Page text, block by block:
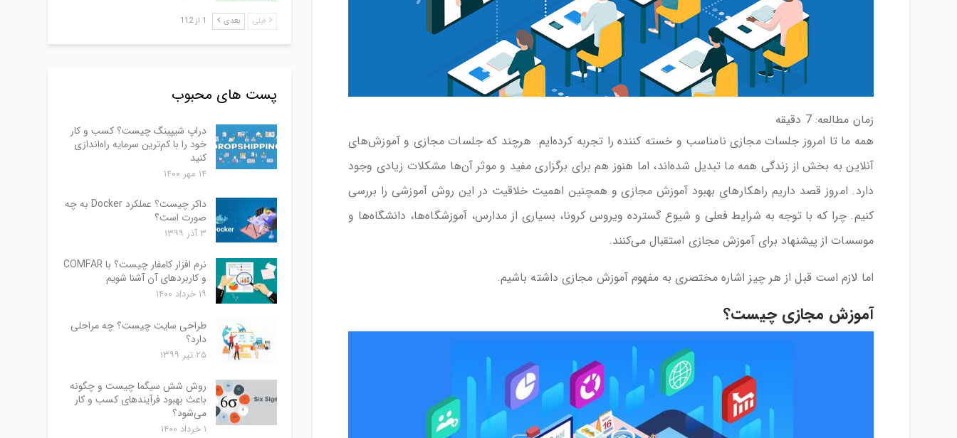
زمان مطالعه: 7 دقیقه
همه ما تا امروز جلسات مجازی نامناسب و خسته کننده را تجربه کرده‌ایم. هرچند که جلسات مجازی و آموزش‌های
آنلاین به بخش از زندگی همه ما تبدیل شده‌اند، اما هنوز هم برای برگزاری مفید و موثر آن‌ها مشکلات زیادی وجود
دارد. امروز قصد داریم راهکارهای بهبود آموزش مجازی و همچنین اهمیت خلاقیت در این روش آموزشی را بررسی
کنیم. چرا که با توجه به شرایط فعلی و شیوع گسترده ویروس کرونا، بسیاری از مدارس، آموزشگاه‌ها، دانشگاه‌‍‌ها و
موسسات از پیشنهاد برای آموزش مجازی استقبال می‌کنند.
اما لازم است قبل از هر چیز اشاره مختصری به مفهوم آموزش مجازی داشته باشیم.
آموزش مجازی چیست؟
قبلی بعدی 1 از 112
پست های محبوب
دراپ شیپینگ چیست؟ کسب و کار
خود را با کم‌ترین سرمایه راه‌اندازی
کنید
۱۴ مهر ۱۴۰۰
داکر چیست؟ عملکرد Docker به چه
صورت است؟
۳ آذر ۱۳۹۹
نرم افزار کامفار چیست؟ با COMFAR
و کاربردهای آن آشنا شویم
۱۹ خرداد ۱۴۰۰
طراحی سایت چیست؟ چه مراحلی
دارد؟
۲۵ تیر ۱۳۹۹
روش شش سیگما چیست و چگونه
باعث بهبود فرآیندهای کسب و کار
می‌شود؟
۱ خرداد ۱۴۰۰